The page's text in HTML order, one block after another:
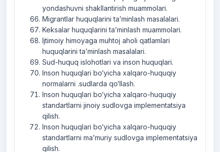
yondashuvni shakllantirish muammolari.
Migrantlar huquqlarini ta’minlash masalalari.
Keksalar huquqlarini ta’minlash muammolari.
Ijtimoiy himoyaga muhtoj aholi qatlamlari
huquqlarini ta’minlash masalalari.
Sud-huquq islohotlari va inson huquqlari.
Inson huquqlari bo‘yicha xalqaro-huquqiy
normalarni .sudlarda qo‘llash.
Inson huquqlari bo‘yicha xalqaro-huquqiy
standartlarni jinoiy sudlovga implementatsiya
qilish.
Inson huquqlari bo‘yicha xalqaro-huquqiy
standartlarni ma’muriy sudlovga implementatsiya
qilish.